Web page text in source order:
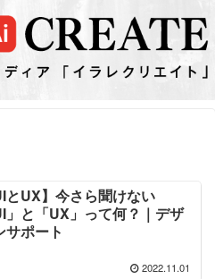
とUX】今さら聞けない
」と「UX」って何？｜デザ
サポート
2022.11.01